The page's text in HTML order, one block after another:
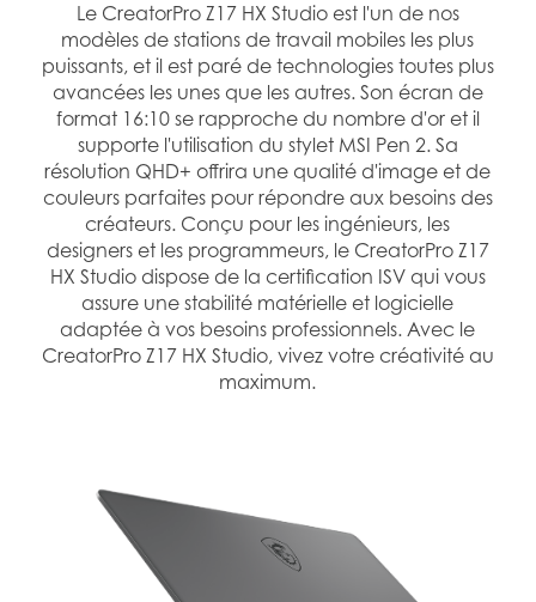
Le CreatorPro Z17 HX Studio est l'un de nos
modèles de stations de travail mobiles les plus
puissants, et il est paré de technologies toutes plus
avancées les unes que les autres. Son écran de
format 16:10 se rapproche du nombre d'or et il
supporte l'utilisation du stylet MSI Pen 2. Sa
résolution QHD+ offrira une qualité d'image et de
couleurs parfaites pour répondre aux besoins des
créateurs. Conçu pour les ingénieurs, les
designers et les programmeurs, le CreatorPro Z17
HX Studio dispose de la certification ISV qui vous
assure une stabilité matérielle et logicielle
adaptée à vos besoins professionnels. Avec le
CreatorPro Z17 HX Studio, vivez votre créativité au
maximum.